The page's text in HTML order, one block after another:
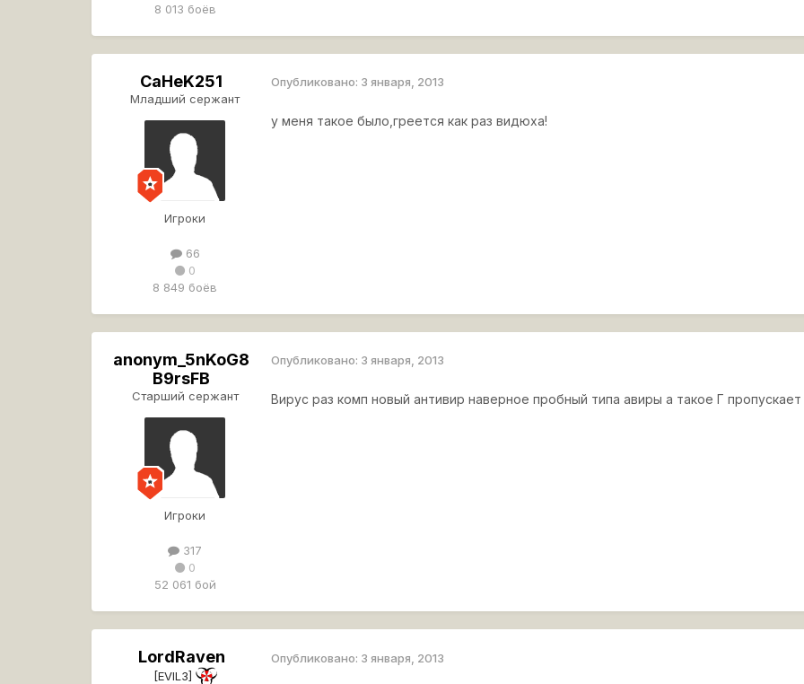
8 013 боёв
CaHeK251
Младший сержант
Игроки
66
0
8 849 боёв
Опубликовано: 3 января, 2013
у меня такое было,греется как раз видюха!
anonym_5nKoG8
B9rsFB
Старший сержант
Игроки
317
0
52 061 бой
Опубликовано: 3 января, 2013
Вирус раз комп новый антивир наверное пробный типа авиры а такое Г
LordRaven
[EVIL3]
Опубликовано: 3 января, 2013